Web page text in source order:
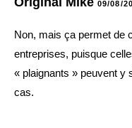
09/08/
Non, mais ça permet de
entreprises, puisque
« plaignants » peuvent y
cas.